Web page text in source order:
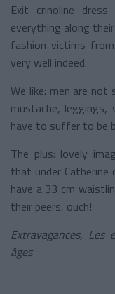
Exit crinoline
everything along
fashion victims
very well indeed.
We like: men are
mustache,
have to suffer to be
The plus: lovely
that under
have a 33 cm
their peers, ouch!
Extravagances,
âges